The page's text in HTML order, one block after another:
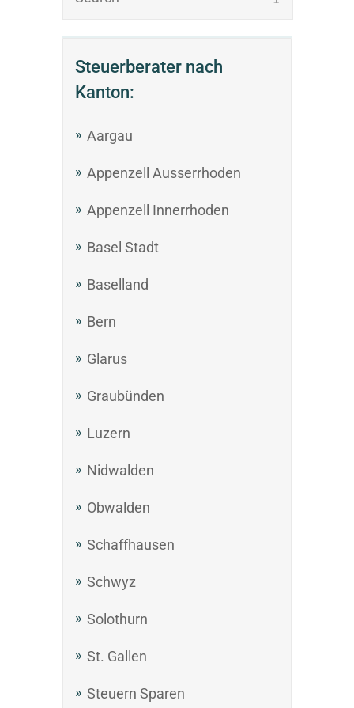
Steuerberater nach
Kanton:
Aargau
Appenzell Ausserrhoden
Appenzell Innerrhoden
Basel Stadt
Baselland
Bern
Glarus
Graubünden
Luzern
Nidwalden
Obwalden
Schaffhausen
Schwyz
Solothurn
St. Gallen
Steuern Sparen